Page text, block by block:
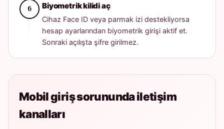
Biyometrik kilidi aç
Cihaz Face ID veya parmak izi destekliyorsa
hesap ayarlarından biyometrik girişi aktif et.
Sonraki açılışta şifre girilmez.
Mobil giriş sorununda iletişim
kanalları